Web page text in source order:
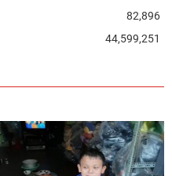
82,896
44,599,251